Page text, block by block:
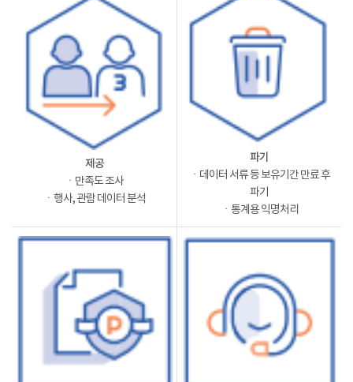
제공
ㆍ만족도 조사
ㆍ행사, 관람 데이터 분석
파기
ㆍ데이터 서류 등 보유기간 만료 후
파기
ㆍ통계용 익명처리